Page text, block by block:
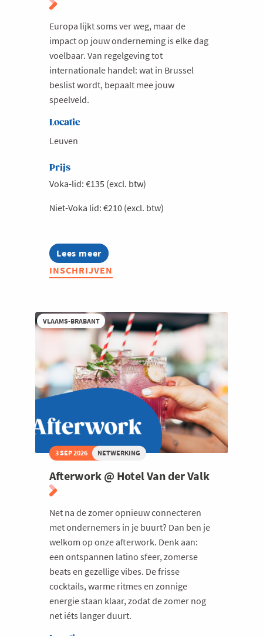
Europa lijkt soms ver weg, maar de
impact op jouw onderneming is elke dag
voelbaar. Van regelgeving tot
internationale handel: wat in Brussel
beslist wordt, bepaalt mee jouw
speelveld.
Locatie
Leuven
Prijs
Voka-lid: €135 (excl. btw)
Niet-Voka lid: €210 (excl. btw)
Lees meer
about
Exclusieve
lunch
Moors,
Permanent
Vertegenwoordiger
België
de
Europese
INSCHRIJVEN
VLAAMS-BRABANT
3 SEP 2026 NETWERKING
Afterwork @ Hotel Van der Valk
Net na de zomer opnieuw connecteren
met ondernemers in je buurt? Dan ben je
welkom op onze afterwork. Denk aan:
een ontspannen latino sfeer, zomerse
beats en gezellige vibes. De frisse
cocktails, warme ritmes en zonnige
energie staan klaar, zodat de zomer nog
net iéts langer duurt.